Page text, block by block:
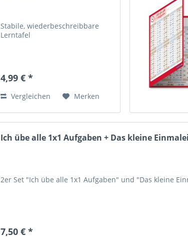
Stabile, wiederbeschreibbare
Lerntafel
4,99 € *
Vergleichen Merken
Ich übe alle 1x1 Aufgaben + Das kleine
2er Set "Ich übe alle 1x1 Aufgaben" und "Das kleine
7,50 € *